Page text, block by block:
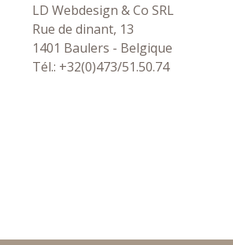
LD Webdesign & Co SRL
Rue de dinant, 13
1401 Baulers - Belgique
Tél.: +32(0)473/51.50.74